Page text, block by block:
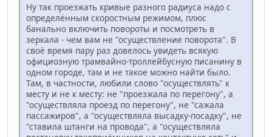
Ну так проезжать кривые разного радиуса надо с
определённым скоростным режимом, плюс
банально включить повороты и посмотреть в
зеркала - чем вам не "осуществление поворота". В
своё время пару раз довелось увидеть всякую
официозную трамвайно-троллейбусную писанину в
одном городе, там и не такое можно найти было.
Там, в частности, любили слово "осуществлять" к
месту и не к месту: не "проезжала по перегону", а
"осуществляла проезд по перегону", не "сажала
пассажиров", а "осуществляла высадку-посадку", не
"ставила штанги на провода", а "осуществляла